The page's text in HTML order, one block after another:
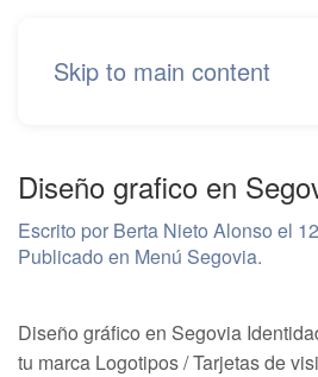
Skip to main content
Diseño grafico en
Escrito por Berta Nieto Alonso el
Publicado en Menú Segovia.
Diseño gráfico en Segovia
tu marca Logotipos / Tarjetas de